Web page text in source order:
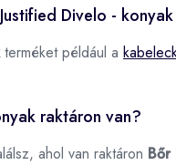
Divelo -
terméket például a
raktáron van?
ahol van raktáron Bőr